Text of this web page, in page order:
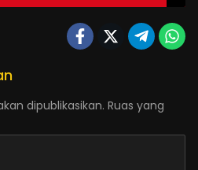
dipublikasikan. Ruas yang